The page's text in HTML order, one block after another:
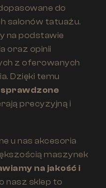
do
salonów tatuażu.
na podstawie
oraz opinii
z oferowanych
Dzięki temu
precyzyjną i
u nas akcesoria
maszynek
na jakość i
nasz sklep to